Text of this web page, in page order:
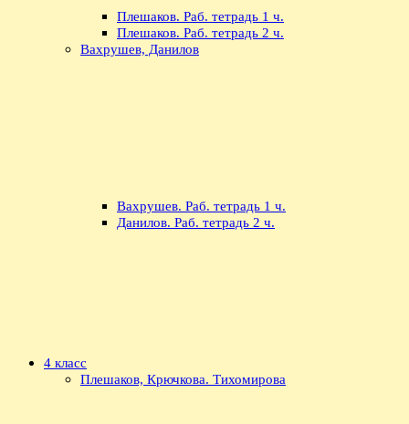
Плешаков. Раб. тетрадь 1 ч.
Плешаков. Раб. тетрадь 2 ч.
Вахрушев, Данилов
Вахрушев. Раб. тетрадь 1 ч.
Данилов. Раб. тетрадь 2 ч.
4 класс
Плешаков, Крючкова. Тихомирова